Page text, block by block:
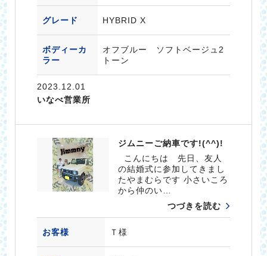
グレード HYBRID X
ボディーカ
ラー
オフブルー ソフトベージュ2
トーン
2023.12.01
いなべ営業所
ジムニーご納車です!(^^)!
こんにちは 先日、友人
の結婚式に参加してきまし
たやまむらです 小さいころ
から仲のい…
つづきを読む
お客様 Ｔ様